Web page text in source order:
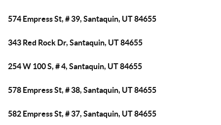
574 Empress St, # 39, Santaquin, UT 84655
343 Red Rock Dr, Santaquin, UT 84655
254 W 100 S, # 4, Santaquin, UT 84655
578 Empress St, # 38, Santaquin, UT 84655
582 Empress St, # 37, Santaquin, UT 84655